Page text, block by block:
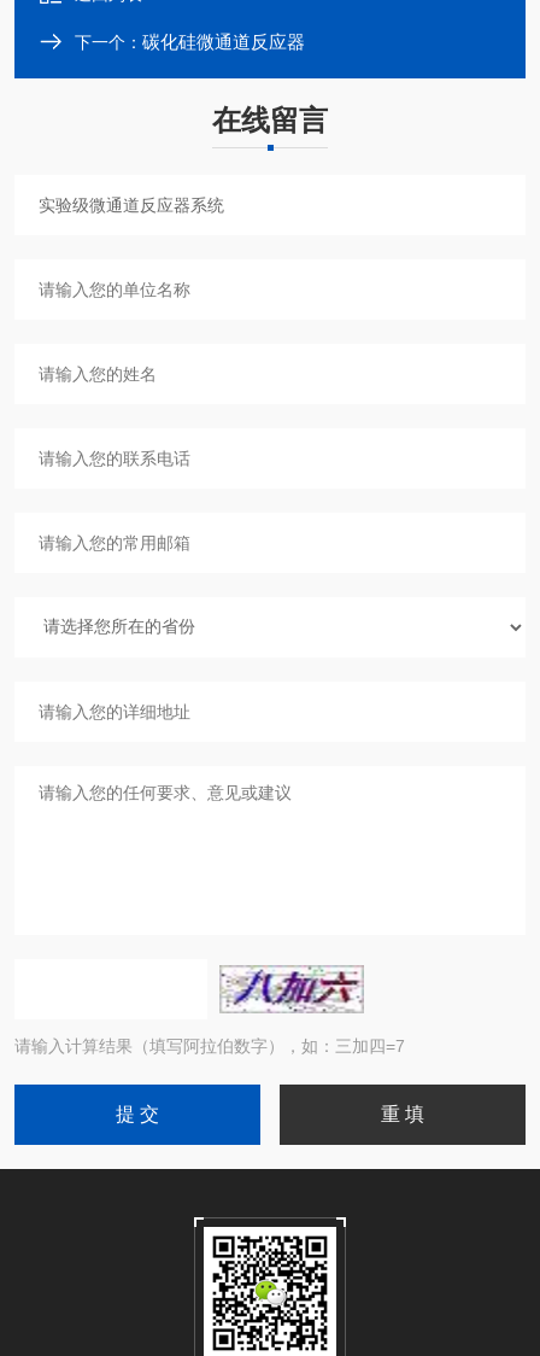
下一个： 碳化硅微通道反应器
在线留言
请输入计算结果（填写阿拉伯数字），如：三加四=7